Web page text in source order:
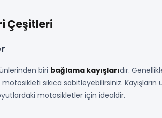
Çeşitleri
biri bağlama kayışlarıdır.
sıkıca sabitleyebilirsiniz.
motosikletler için idealdir.